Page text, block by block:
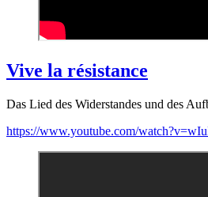
Vive la résistance
Das Lied des Widerstandes und des
https://www.youtube.com/